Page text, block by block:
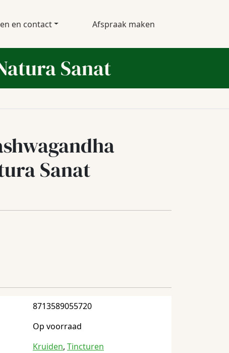
en contact Afspraak maken
Sanat
Sanat
8713589055720
Op voorraad
Kruiden, Tincturen